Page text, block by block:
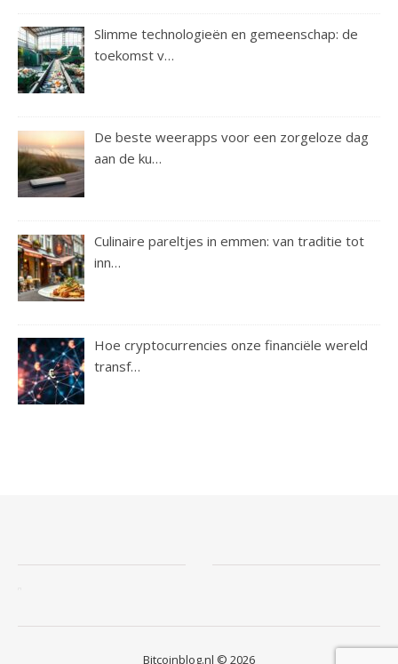
Slimme technologieën en gemeenschap: de
toekomst v…
De beste weerapps voor een zorgeloze dag
aan de ku…
Culinaire pareltjes in emmen: van traditie tot
inn…
Hoe cryptocurrencies onze financiële wereld
transf…
Bitcoinblog.nl © 2026